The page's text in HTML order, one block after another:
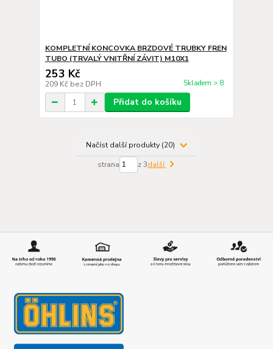
KOMPLETNÍ KONCOVKA BRZDOVÉ TRUBKY FREN
TUBO (TRVALÝ VNITŘNÍ ZÁVIT) M10X1
253 Kč
209 Kč bez DPH Skladem > 8
Přidat do košíku
Načíst další produkty (20)
strana z 3další